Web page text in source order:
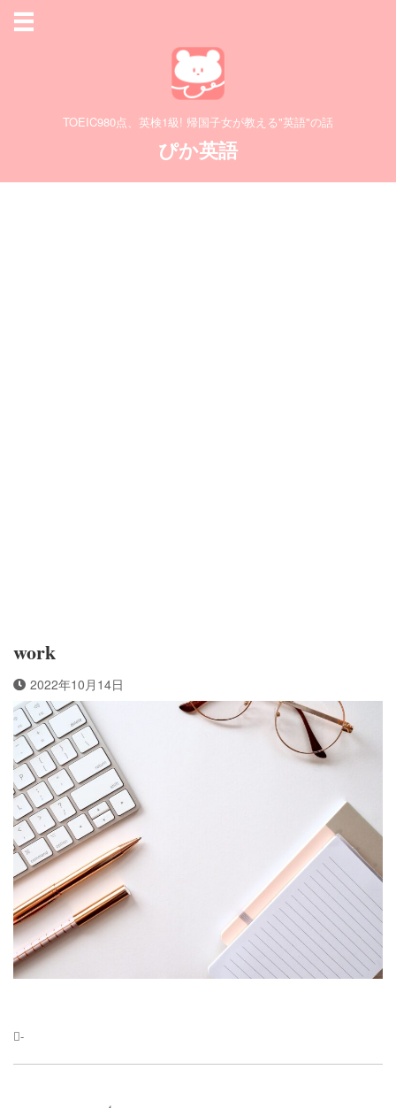
TOEIC980点、英検1級! 帰国子女が教える"英語"の話
ぴか英語
work
2022年10月14日
-